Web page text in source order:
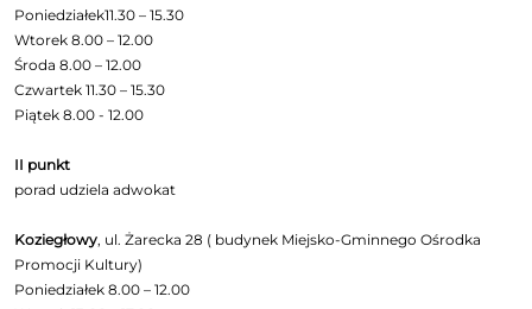
Poniedziałek11.30 – 15.30
Wtorek 8.00 – 12.00
Środa 8.00 – 12.00
Czwartek 11.30 – 15.30
Piątek 8.00 - 12.00
II punkt
porad udziela adwokat
Koziegłowy, ul. Żarecka 28 ( budynek Miejsko-Gminnego Ośrodka
Promocji Kultury)
Poniedziałek 8.00 – 12.00